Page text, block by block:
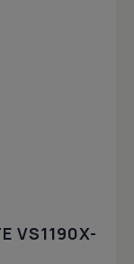
VS1190X-